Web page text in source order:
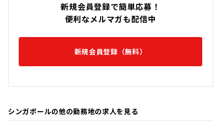
新規会員登録で簡単応募！
便利なメルマガも配信中
新規会員登録（無料）
シンガポールの他の勤務地の求人を見る